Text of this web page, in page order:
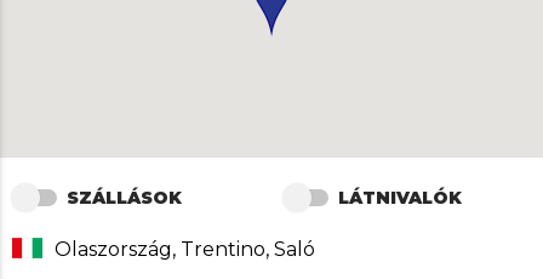
SZÁLLÁSOK LÁTNIVALÓK
Olaszország, Trentino, Saló